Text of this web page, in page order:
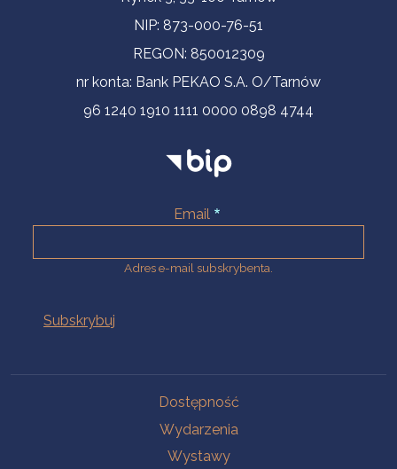
NIP: 873-000-76-51
REGON: 850012309
nr konta: Bank PEKAO S.A. O/Tarnów
96 1240 1910 1111 0000 0898 4744
Email
Adres e-mail subskrybenta.
Dostępność
Wydarzenia
Wystawy